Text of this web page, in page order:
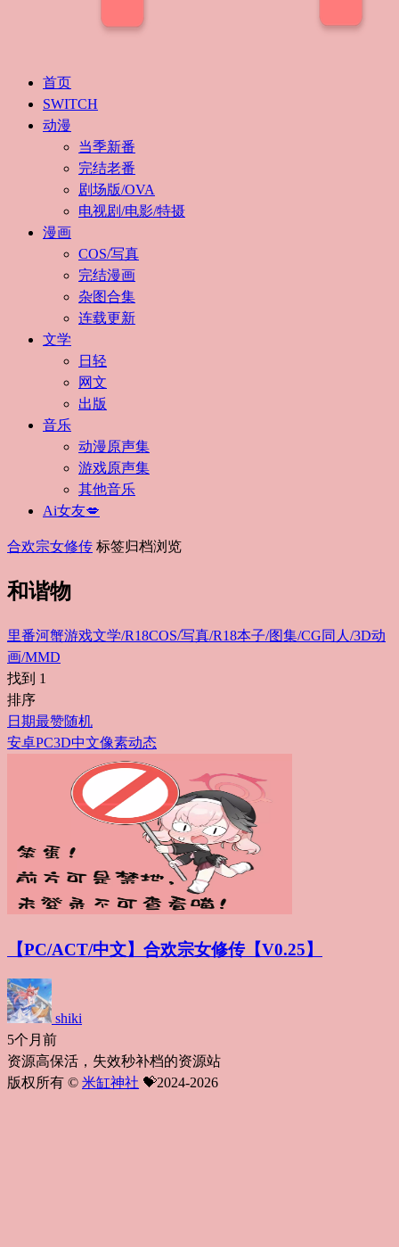
首页
SWITCH
动漫
当季新番
完结老番
剧场版/OVA
电视剧/电影/特摄
漫画
COS/写真
完结漫画
杂图合集
连载更新
文学
日轻
网文
出版
音乐
动漫原声集
游戏原声集
其他音乐
Ai女友💋
合欢宗女修传 标签归档浏览
和谐物
里番河蟹游戏文学/R18COS/写真/R18本子/图集/CG同人/3D动
画/MMD
找到 1
排序
日期最赞随机
安卓PC3D中文像素动态
【PC/ACT/中文】合欢宗女修传【V0.25】
shiki
5个月前
资源高保活，失效秒补档的资源站
版权所有 © 米缸神社 💝2024-2026